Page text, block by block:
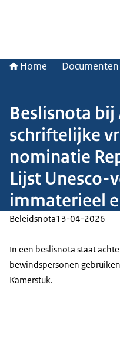
Home Documenten
Beslisnota
schriftelijke
nominatie
Lijst Unesco-
immaterieel
Beleidsnota13-04-2026
In een beslisnota staat
bewindspersonen
Kamerstuk.